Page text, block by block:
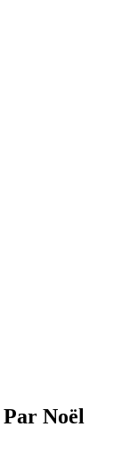
Noël